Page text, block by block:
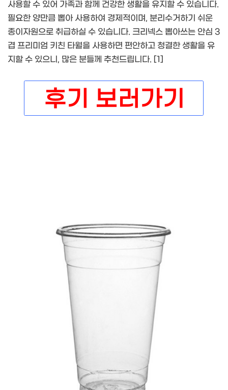
사용할 수 있어 가족과 함께 건강한 생활을 유지할 수 있습니다.
필요한 양만큼 뽑아 사용하여 경제적이며, 분리수거하기 쉬운
종이자원으로 취급하실 수 있습니다. 크리넥스 뽑아쓰는 안심 3
겹 프리미엄 키친 타월을 사용하면 편안하고 청결한 생활을 유
지할 수 있으니, 많은 분들께 추천드립니다. [1]